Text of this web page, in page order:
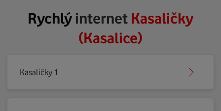
Rychlýinternet Kasaličky
(Kasalice)
Kasaličky 1